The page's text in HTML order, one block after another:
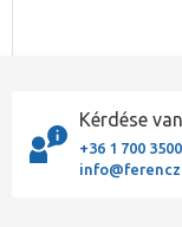
Kérdése
+36 1 700 3500